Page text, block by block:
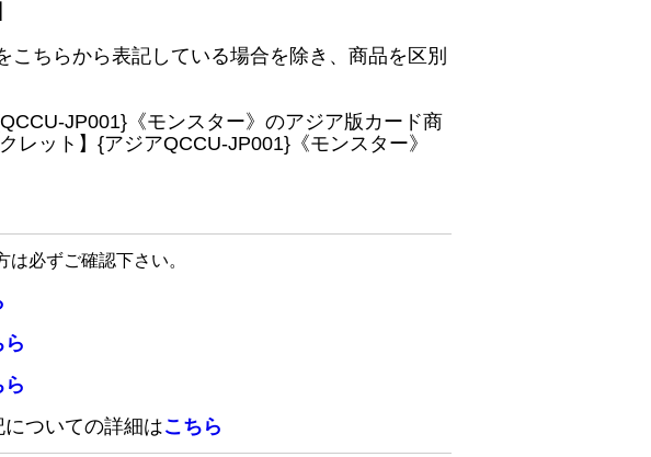
ちらから表記している場合を除き、商品を区別
JP001}《モンスター》のアジア版カード商
ット】{アジアQCCU-JP001}《モンスター》
必ずご確認下さい。
ら
ら
ついての詳細はこちら